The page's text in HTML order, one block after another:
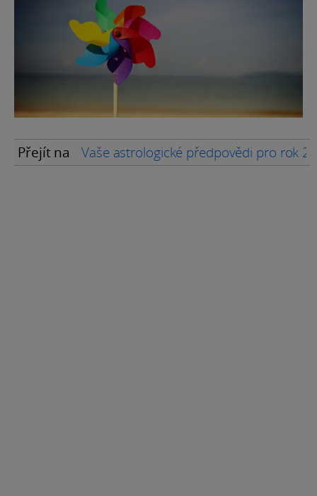
Přejít na Vaše astrologické předpovědi pro rok